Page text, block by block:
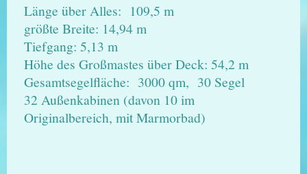
Länge über Alles: 109,5 m
größte Breite: 14,94 m
Tiefgang: 5,13 m
Höhe des Großmastes über Deck: 54,2 m
Gesamtsegelfläche: 3000 qm, 30 Segel
32 Außenkabinen (davon 10 im
Originalbereich, mit Marmorbad)